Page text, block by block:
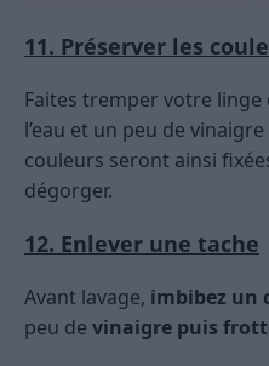
11. Préserver les
Faites tremper votre linge
l’eau et un peu de
couleurs seront ainsi
dégorger.
12. Enlever une tache
Avant lavage, imbibez un
peu de vinaigre puis